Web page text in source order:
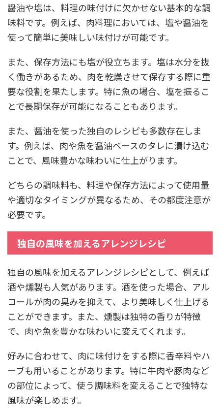
醤油や塩は、料理の味付けに欠かせない基本的な調
味料です。例えば、肉料理においては、塩や醤油を
使って簡単に美味しい味付けが可能です。
また、保存方法にも塩が役立ちます。塩は水分を抜
く働きがあるため、肉を乾燥させて保存する際に重
要な役割を果たします。特に魚の場合、塩を振るこ
とで長期保存が可能になることもあります。
また、醤油を使った独自のレシピも多数存在しま
す。例えば、肉や魚を醤油ベースのタレに漬け込む
ことで、風味豊かな味わいに仕上がります。
どちらの調味料も、料理や保存方法によって使用量
や適切なタイミングが異なるため、その都度注意が
必要です。
独自の風味を加えるアレンジレシピ
独自の風味を加えるアレンジレシピとして、例えば
酒や燻製も人気があります。酒を使った場合、アル
コールが肉の臭みを抑えて、より美味しく仕上げる
ことができます。また、燻製は独特の香りが特徴
で、肉や魚を豊かな味わいに変えてくれます。
好みに合わせて、肉に味付けをする際に香辛料やハ
ーブも用いることがあります。特に牛肉や豚肉など
の部位によって、使う調味料を変えることで独特な
風味が楽しめます。